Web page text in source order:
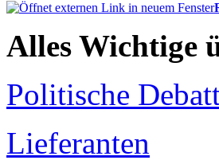
Alles Wichtige
Politische
Lieferanten